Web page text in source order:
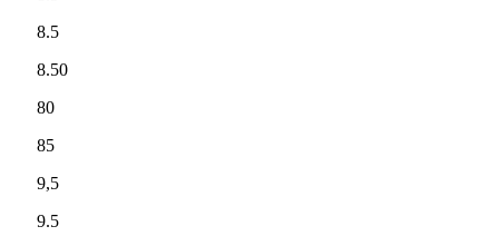
8.5
8.50
80
85
9,5
9.5